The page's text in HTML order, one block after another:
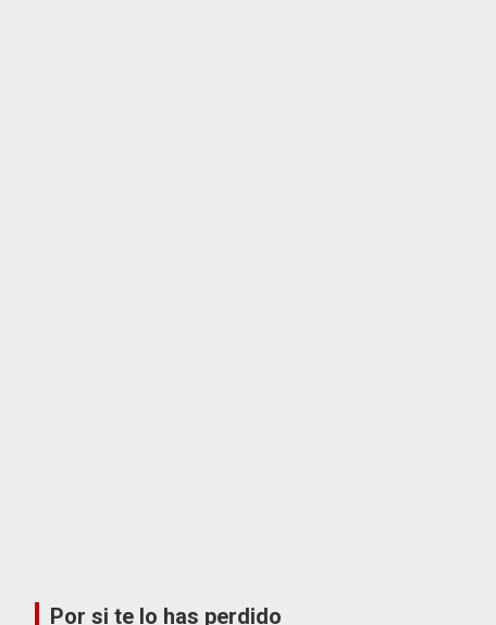
Por si te lo has perdido